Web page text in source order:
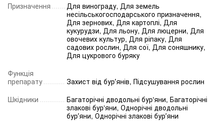
Призначення
Для винограду, Для земель
несільськогосподарського призначення,
Для зернових, Для картоплі, Для
кукурудзи, Для льону, Для люцерни, Для
овочевих культур, Для ріпаку, Для
садових рослин, Для сої, Для соняшнику,
Для цукрового буряку
Функція
препарату
Захист від бурʼянів, Підсушування рослин
Шкідники
Багаторічні дводольні бур'яни, Багаторічні
злакові бур'яни, Однорічні дводольні
бурʼяни, Однорічні злакові бурʼяни